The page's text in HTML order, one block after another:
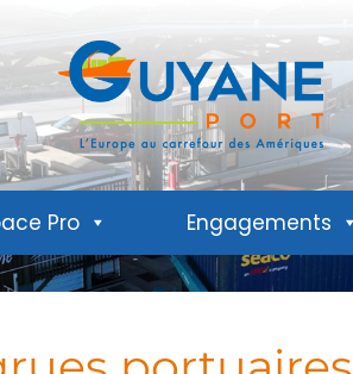
Pro Engagements